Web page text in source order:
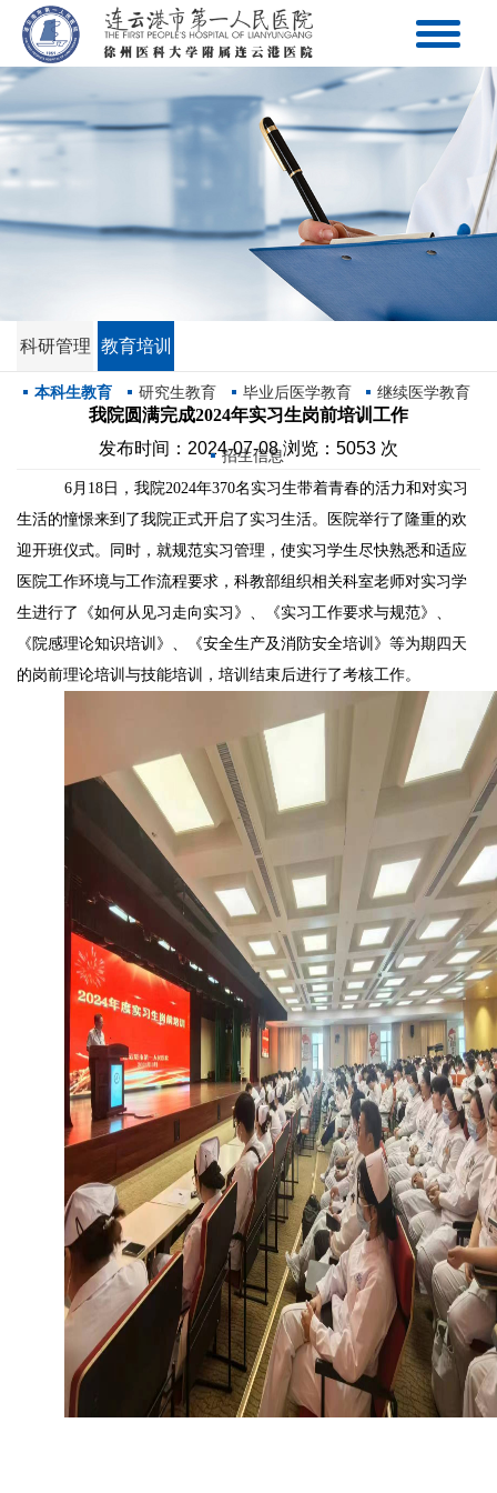
科研管理 教育培训
本科生教育 研究生教育 毕业后医学教育 继续医学教育
招生信息
我院圆满完成2024年实习生岗前培训工作
发布时间：2024-07-08 浏览：5053 次
6月18日，我院2024年370名实习生带着青春的活力和对实习
生活的憧憬来到了我院正式开启了实习生活。医院举行了隆重的欢
迎开班仪式。
同时，就规范实习管理，使实习学生尽快熟悉和适应
医院工作环境与工作流程要求，科教部组织相关科室老师对实习学
生进行了
《如何从见习走向实习 》、《实习工作要求与规范》、
《院感理论知识培训》、《安全生产及消防安全培训 》 等为期 四 天
的岗前理论培训与技能培训 ，培训结束后进行了考核工作。